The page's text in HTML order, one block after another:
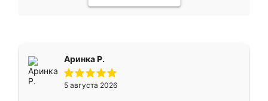
Аринка Р.
5 августа 2026